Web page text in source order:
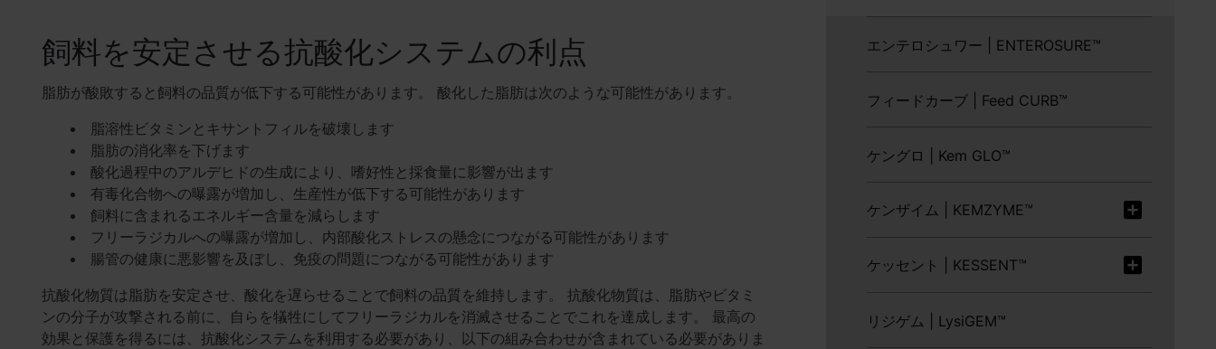
飼料を安定させる抗酸化システムの利点
脂肪が酸敗すると飼料の品質が低下する可能性があります。 酸化した脂肪は次のような可能性があります。
脂溶性ビタミンとキサントフィルを破壊します
脂肪の消化率を下げます
酸化過程中のアルデヒドの生成により、嗜好性と採食量に影響が出ます
有毒化合物への曝露が増加し、生産性が低下する可能性があります
飼料に含まれるエネルギー含量を減らします
フリーラジカルへの曝露が増加し、内部酸化ストレスの懸念につながる可能性があります
腸管の健康に悪影響を及ぼし、免疫の問題につながる可能性があります
抗酸化物質は脂肪を安定させ、酸化を遅らせることで飼料の品質を維持します。 抗酸化物質は、脂肪やビタミ
ンの分子が攻撃される前に、自らを犠牲にしてフリーラジカルを消滅させることでこれを達成します。 最高の
効果と保護を得るには、抗酸化システムを利用する必要があり、以下の組み合わせが含まれている必要がありま
エンテロシュワー | ENTEROSURE™
フィードカーブ | Feed CURB™
ケングロ | Kem GLO™
ケンザイム | KEMZYME™
ケッセント | KESSENT™
リジゲム | LysiGEM™